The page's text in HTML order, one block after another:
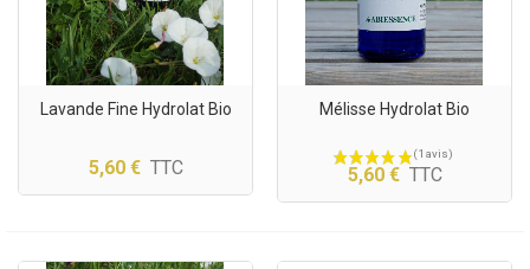
Lavande Fine Hydrolat Bio
5,60 € TTC
Mélisse Hydrolat Bio
5,60 € TTC